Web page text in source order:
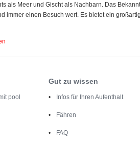
als Meer und Gischt als Nachbarn. Das
immer einen Besuch wert. Es bietet ein
pool
Gut zu wissen
Infos für Ihren Aufenthalt
Fähren
FAQ